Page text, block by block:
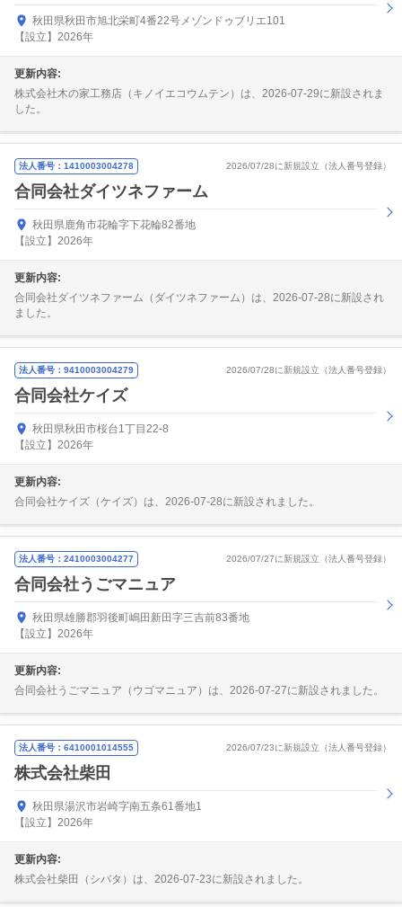
秋田県秋田市旭北栄町4番22号メゾンドゥブリエ101
【設立】2026年
更新内容:
株式会社木の家工務店（キノイエコウムテン）は、2026-07-29に新設されま
した。
法人番号：1410003004278 2026/07/28に新規設立（法人番号登録）
合同会社ダイツネファーム
秋田県鹿角市花輪字下花輪82番地
【設立】2026年
更新内容:
合同会社ダイツネファーム（ダイツネファーム）は、2026-07-28に新設され
ました。
法人番号：9410003004279 2026/07/28に新規設立（法人番号登録）
合同会社ケイズ
秋田県秋田市桜台1丁目22-8
【設立】2026年
更新内容:
合同会社ケイズ（ケイズ）は、2026-07-28に新設されました。
法人番号：2410003004277 2026/07/27に新規設立（法人番号登録）
合同会社うごマニュア
秋田県雄勝郡羽後町嶋田新田字三吉前83番地
【設立】2026年
更新内容:
合同会社うごマニュア（ウゴマニュア）は、2026-07-27に新設されました。
法人番号：6410001014555 2026/07/23に新規設立（法人番号登録）
株式会社柴田
秋田県湯沢市岩崎字南五条61番地1
【設立】2026年
更新内容:
株式会社柴田（シバタ）は、2026-07-23に新設されました。